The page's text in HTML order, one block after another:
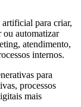
para criar,
ou automatizar
atendimento,
internos.
para
processos
mais